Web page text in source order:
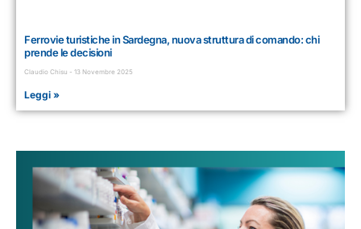
Ferrovie turistiche in Sardegna, nuova struttura di comando: chi
prende le decisioni
Claudio Chisu 13 Novembre 2025
Leggi »